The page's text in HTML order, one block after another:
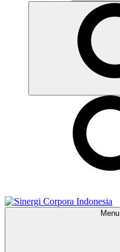
Menu